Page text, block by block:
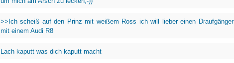
>>Ich scheiß auf den Prinz mit weißem Ross ich will lieber einen Draufgänger
mit einem Audi R8
Lach kaputt was dich kaputt macht